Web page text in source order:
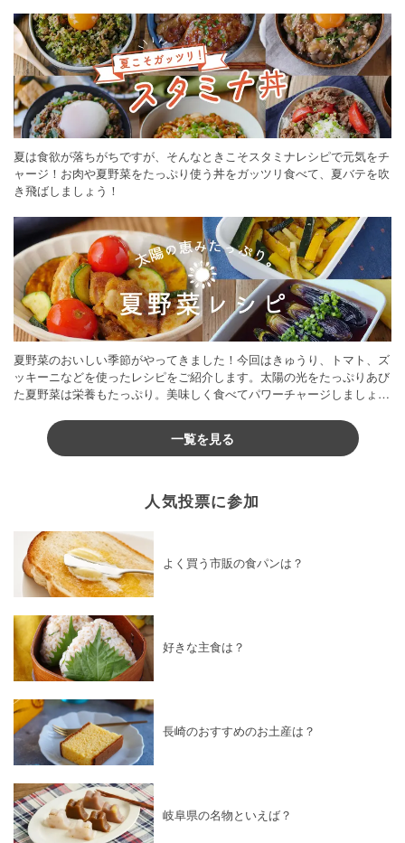
夏は食欲が落ちがちですが、そんなときこそスタミナレシピで元気をチ
ャージ！お肉や夏野菜をたっぷり使う丼をガッツリ食べて、夏バテを吹
き飛ばしましょう！
夏野菜のおいしい季節がやってきました！今回はきゅうり、トマト、ズ
ッキーニなどを使ったレシピをご紹介します。太陽の光をたっぷりあび
た夏野菜は栄養もたっぷり。美味しく食べてパワーチャージしましょう
一覧を見る
人気投票に参加
よく買う市販の食パンは？
好きな主食は？
長崎のおすすめのお土産は？
岐阜県の名物といえば？